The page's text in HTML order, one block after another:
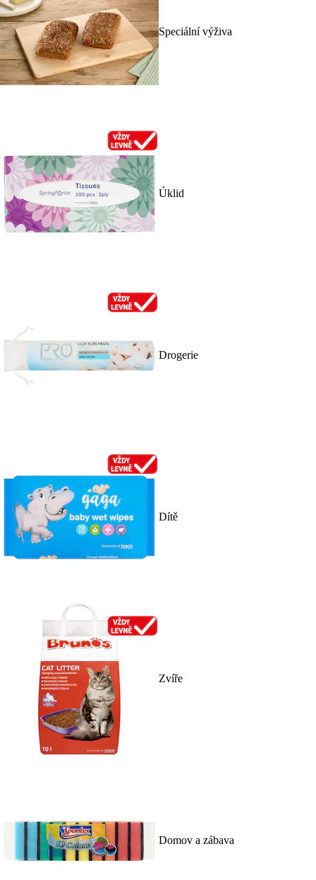
Speciální výživa
Úklid
Drogerie
Dítě
Zvíře
Domov a zábava